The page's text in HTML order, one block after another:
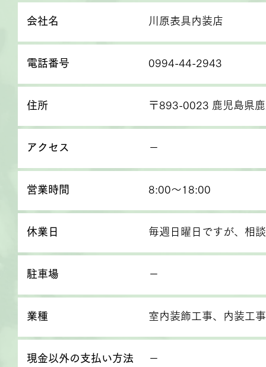
会社名 川原表具内装店
電話番号 0994-44-2943
住所 〒893-0023 鹿児島県
アクセス －
営業時間 8:00～18:00
休業日 毎週日曜日ですが、相
駐車場 －
業種 室内装飾工事、内装工
現金以外の支払い方法 －